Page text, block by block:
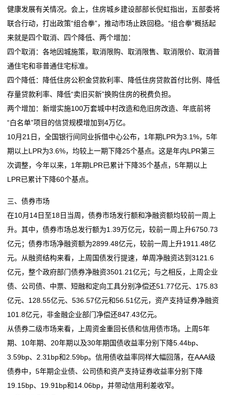
健康发展有关情况。会上，住房城乡建设部部长倪虹指出，五部委将
联合行动，打出政策“组合拳”，推动市场止跌回稳。“组合拳”概括起
来就是四个取消、四个降低、两个增加：
四个取消：各地因城施策，取消限购、取消限售、取消限价、取消普
通住宅和非普通住宅标准。
四个降低：降低住房公积金贷款利率、降低住房贷款首付比例、降低
存量贷款利率、降低“卖旧买新”换购住房的税费负担。
两个增加：新增实施100万套城中村改造和危旧房改造、年底前将
“白名单”项目的信贷规模增加到4万亿。
10月21日，全国银行间同业拆借中心公布，1年期LPR为3.1%，5年
期以上LPR为3.6%，均较上一期下降25个基点。这是年内LPR第三
次调整，今年以来，1年期LPR已累计下降35个基点，5年期以上
LPR已累计下降60个基点。
三、债券市场
在10月14日至18日当周，债券市场发行额和净融资额均较前一周上
升。其中，债券市场总发行额为1.39万亿元，较前一周上升6750.73
亿元；债券市场净融资额为2899.48亿元，较前一周上升1911.48亿
元。从融资结构来看，上周国债发行提速，单周净融资达到3121.6
亿元，整个政府部门债券净融资3501.21亿元；与之相反，上周企业
债、公司债、中票、短融和定向工具分别净偿还51.77亿元、175.83
亿元、128.55亿元、536.57亿元和56.51亿元，资产支持证券净融资
101.8亿元，非金融企业部门净偿还847.43亿元。
从债券二级市场来看，上周资金重回长债和信用债市场。上周5年
期、10年期、20年期以及30年期国债收益率分别下降5.44bp、
3.59bp、2.31bp和2.59bp。信用债收益率同样大幅回落，在AAA级
债券中，5年期企业债、公司债和资产支持证券收益率分别下降
19.15bp、19.91bp和14.06bp，并带动信用利差收窄。